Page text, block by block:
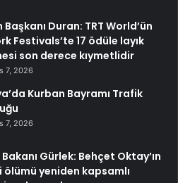
Duran: TRT World’ün
Festivals’te 17 ödüle layık
son derece kıymetlidir
7, 2026
Kurban Bayramı Trafik
7, 2026
Gürlek: Behçet Oktay’ın
ölümü yeniden kapsamlı